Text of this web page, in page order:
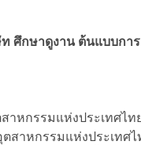
ศึกษาดูงาน ต้นแบบกา
หกรรมแห่งประเทศไ
หกรรมแห่งประเทศไ